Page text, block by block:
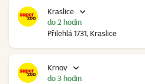
Kraslice
Přilehlá 1731, Kraslice
do 2 hodin
Krnov
do 3 hodin